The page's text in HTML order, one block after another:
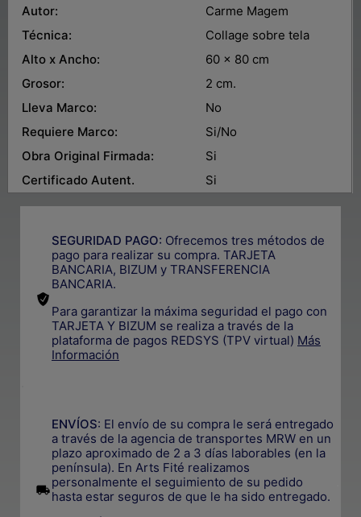
Autor:
Carme Magem
Técnica:
Collage sobre tela
Alto x Ancho:
60 x 80 cm
Grosor:
2 cm.
Lleva Marco:
No
Requiere Marco:
Si/No
Obra Original Firmada:
Si
Certificado Autent.
Si
SEGURIDAD PAGO: Ofrecemos tres métodos de
pago para realizar su compra. TARJETA
BANCARIA, BIZUM y TRANSFERENCIA
BANCARIA.
Para garantizar la máxima seguridad el pago con
TARJETA Y BIZUM se realiza a través de la
plataforma de pagos REDSYS (TPV virtual) Más
Información
ENVÍOS: El envío de su compra le será entregado
a través de la agencia de transportes MRW en un
plazo aproximado de 2 a 3 días laborables (en la
península). En Arts Fité realizamos
personalmente el seguimiento de su pedido
hasta estar seguros de que le ha sido entregado.